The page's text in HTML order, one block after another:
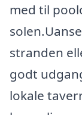
med til
stranden
godt
lokale